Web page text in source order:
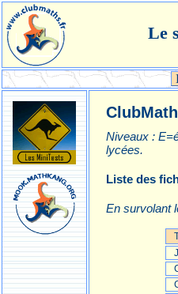
Le
Niveaux :
lycées.
Liste des
En survolant